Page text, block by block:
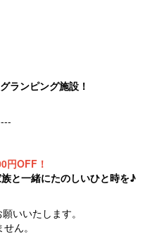
ランピング施設！
円OFF！
と一緒にたのしいひと時を♪
いいたします。
ん。